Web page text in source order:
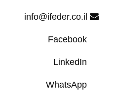
info@ifeder.co.il